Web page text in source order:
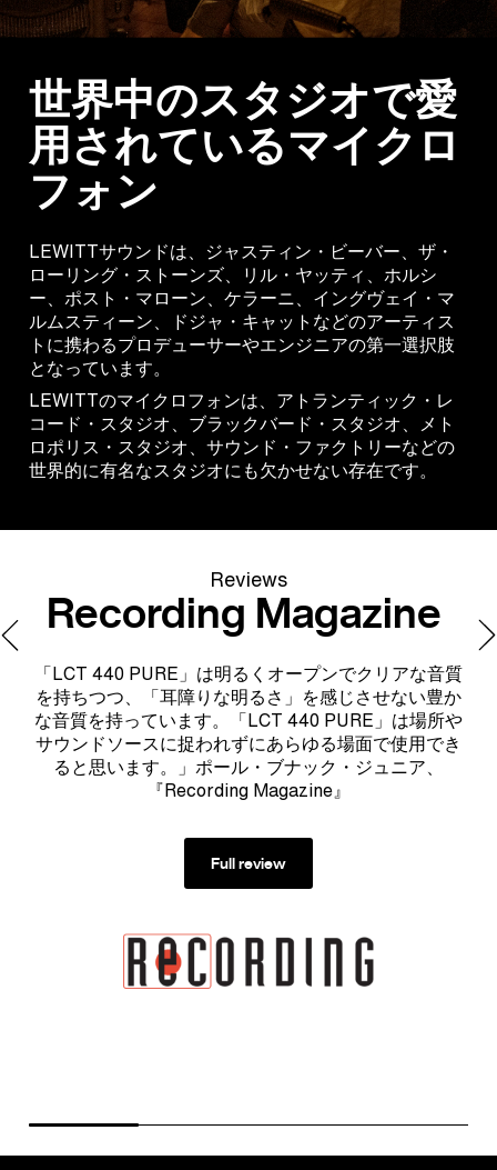
世界中のスタジオで愛
用されているマイクロ
フォン
LEWITTサウンドは、ジャスティン・ビーバー、ザ・
ローリング・ストーンズ、リル・ヤッティ、ホルシ
ー、ポスト・マローン、ケラーニ、イングヴェイ・マ
ルムスティーン、ドジャ・キャットなどのアーティス
トに携わるプロデューサーやエンジニアの第一選択肢
となっています。
LEWITTのマイクロフォンは、アトランティック・レ
コード・スタジオ、ブラックバード・スタジオ、メト
ロポリス・スタジオ、サウンド・ファクトリーなどの
世界的に有名なスタジオにも欠かせない存在です。
Reviews
Recording Magazine
「LCT 440 PURE」は明るくオープンでクリアな音質
を持ちつつ、「耳障りな明るさ」を感じさせない豊か
な音質を持っています。「LCT 440 PURE」は場所や
サウンドソースに捉われずにあらゆる場面で使用でき
ると思います。」ポール・ブナック・ジュニア、
『Recording Magazine』
Full review